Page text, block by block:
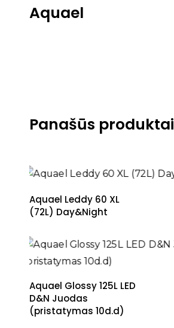
Aquael
Panašūs produktai
Aquael Leddy 60 XL
(72L) Day&Night
Aquael Glossy 125L LED
D&N Juodas
(pristatymas 10d.d)